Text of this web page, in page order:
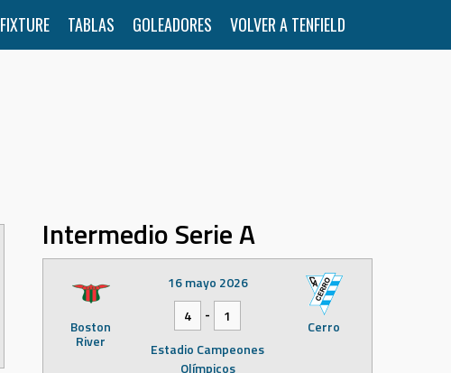
FIXTURE TABLAS GOLEADORES VOLVER A TENFIELD
Intermedio Serie A
Boston
River
Cerro
16 mayo 2026
4
-
1
Estadio Campeones
Olímpicos